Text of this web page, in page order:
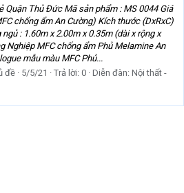
Quận Thủ Đức Mã sản phẩm : MS 0044 Giá
chống ẩm An Cường) Kích thước (DxRxC)
: 1.60m x 2.00m x 0.35m (dài x rộng x
Nghiệp MFC chống ẩm Phủ Melamine An
mẫu màu MFC Phủ...
đề 5/5/21 Trả lời: 0 Diễn đàn: Nội thất -